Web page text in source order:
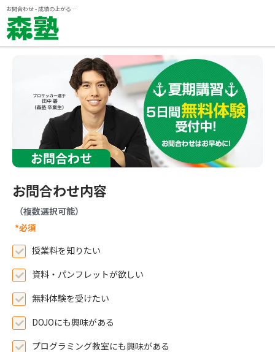
お問合わせ - 成績の上がる個別指導塾『森塾』
お問合わせ
お問合わせ内容
（複数選択可能）
*必須
授業料を知りたい
資料・パンフレットが欲しい
無料体験を受けたい
DOJOにも興味がある
プログラミング教室にも興味がある